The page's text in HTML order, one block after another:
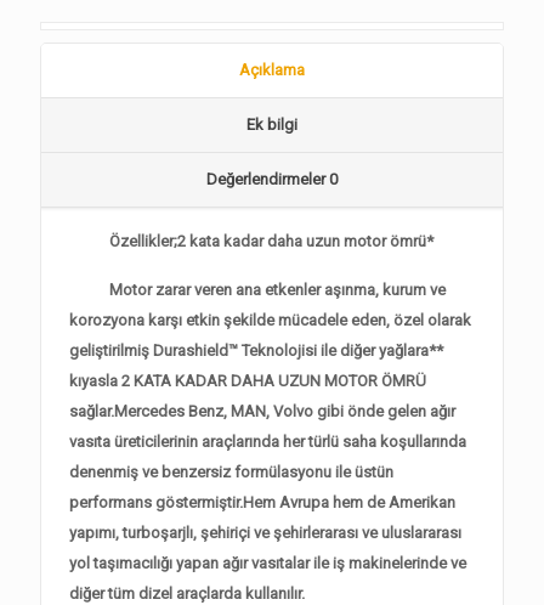
Açıklama
Ek bilgi
Değerlendirmeler0
Özellikler;2 kata kadar daha uzun motor ömrü*
Motor zarar veren ana etkenler aşınma, kurum ve
korozyona karşı etkin şekilde mücadele eden, özel olarak
geliştirilmiş Durashield™ Teknolojisi ile diğer yağlara**
kıyasla 2 KATA KADAR DAHA UZUN MOTOR ÖMRÜ
sağlar.Mercedes Benz, MAN, Volvo gibi önde gelen ağır
vasıta üreticilerinin araçlarında her türlü saha koşullarında
denenmiş ve benzersiz formülasyonu ile üstün
performans göstermiştir.Hem Avrupa hem de Amerikan
yapımı, turboşarjlı, şehiriçi ve şehirlerarası ve uluslararası
yol taşımacılığı yapan ağır vasıtalar ile iş makinelerinde ve
diğer tüm dizel araçlarda kullanılır.